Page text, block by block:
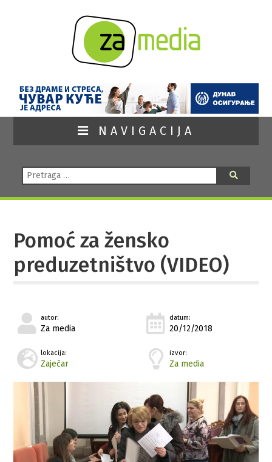
NAVIGACIJA
Pretraga:
Pomoć za žensko
preduzetništvo (VIDEO)
autor:
Za media
datum:
20/12/2018
lokacija:
Zaječar
izvor:
Za media